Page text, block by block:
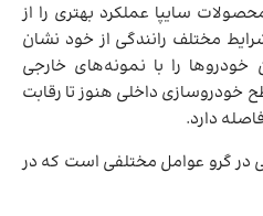
سایپا عملکرد بهتری را از
مختلف رانندگی از خود نشان
خودروها را با نمونه‌های خارجی
داخلی هنوز تا رقابت
دارد.
گرو عوامل مختلفی است که در